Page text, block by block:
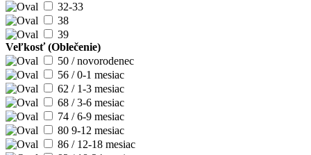
32-33
38
39
Veľkosť (Oblečenie)
50 / novorodenec
56 / 0-1 mesiac
62 / 1-3 mesiac
68 / 3-6 mesiac
74 / 6-9 mesiac
80 9-12 mesiac
86 / 12-18 mesiac